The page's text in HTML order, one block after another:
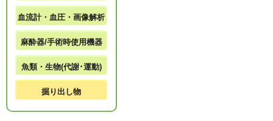
血流計・血圧・画像解析
麻酔器/手術時使用機器
魚類・生物(代謝･運動)
掘り出し物